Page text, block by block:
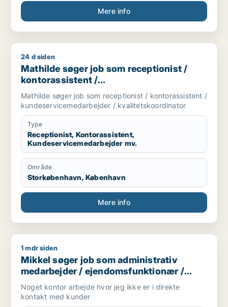
Mere info
Mathilde søger job som receptionist / kontorassistent /
24 d siden
Mathilde søger job som receptionist /
kontorassistent /
kundeservicemedarbejder /
kvalitetskoordinator
Mathilde søger job som receptionist / kontorassistent /
kundeservicemedarbejder / kvalitetskoordinator
Type
Receptionist, Kontorassistent,
Kundeservicemedarbejder mv.
Område
Storkøbenhavn, København
Mere info
Mikkel søger job som administrativ medarbejder /
1 mdr siden
Mikkel søger job som administrativ
medarbejder / ejendomsfunktionær /
kontorassistent / logistikmedarbejder
Noget kontor arbejde hvor jeg ikke er i direkte
kontakt med kunder